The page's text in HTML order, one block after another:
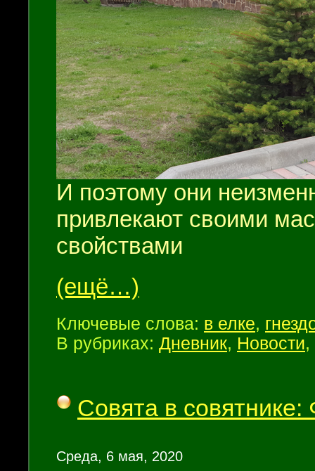
И поэтому они
привлекают своими
свойствами
(ещё…)
Ключевые слова: в елке,
В рубриках: Дневник, Новости,
Совята в
Среда, 6 мая, 2020